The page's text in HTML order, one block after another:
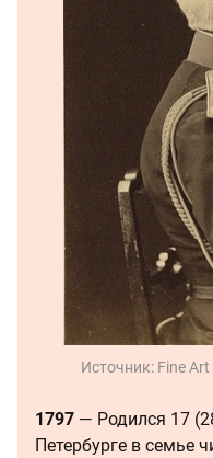
Источник: Fine
1797 — Родился 17
Петербурге в семье